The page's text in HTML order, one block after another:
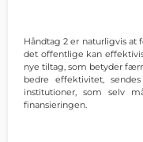
Håndtag 2 er naturligvis at
det offentlige kan
nye tiltag, som betyder
bedre effektivitet,
institutioner, som selv
finansieringen.